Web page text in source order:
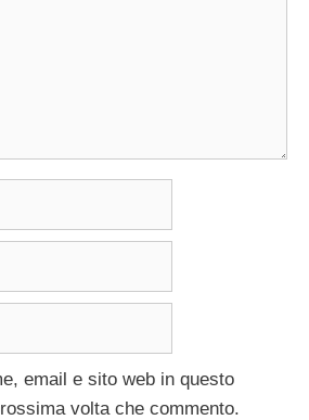
email e sito web in questo
volta che commento.